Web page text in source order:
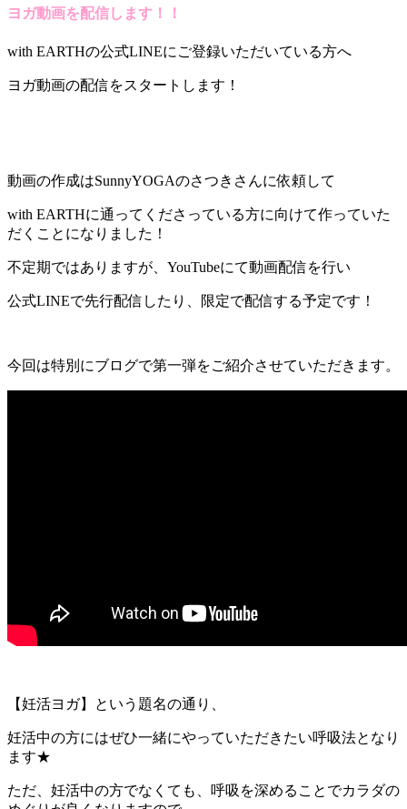
ヨガ動画を配信します！！
with EARTHの公式LINEにご登録いただいている方へ
ヨガ動画の配信をスタートします！
動画の作成はSunnyYOGAのさつきさんに依頼して
with EARTHに通ってくださっている方に向けて作っていた
だくことになりました！
不定期ではありますが、YouTubeにて動画配信を行い
公式LINEで先行配信したり、限定で配信する予定です！
今回は特別にブログで第一弾をご紹介させていただきます。
【妊活ヨガ】という題名の通り、
妊活中の方にはぜひ一緒にやっていただきたい呼吸法となり
ます★
ただ、妊活中の方でなくても、呼吸を深めることでカラダの